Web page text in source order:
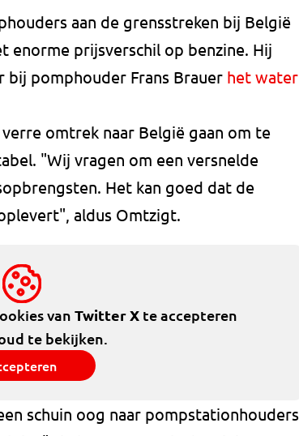
aan de grensstreken bij België
enorme prijsverschil op benzine. Hij
pomphouder Frans Brauer het water
omtrek naar België gaan om te
"Wij vragen om een versnelde
Het kan goed dat de
aldus Omtzigt.
van Twitter Xte accepteren
te bekijken.
schuin oog naar pompstationhouders